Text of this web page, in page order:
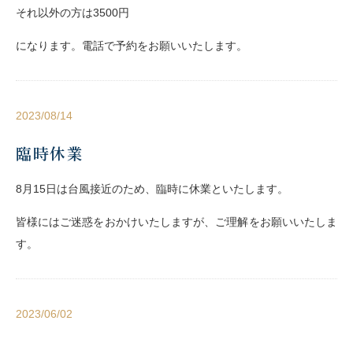
それ以外の方は3500円
になります。電話で予約をお願いいたします。
2023/08/14
臨時休業
8月15日は台風接近のため、臨時に休業といたします。
皆様にはご迷惑をおかけいたしますが、ご理解をお願いいたしま
す。
2023/06/02